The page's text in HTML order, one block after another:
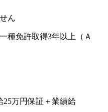
ん
種免許取得3年以上（Ａ
万円保証＋業績給